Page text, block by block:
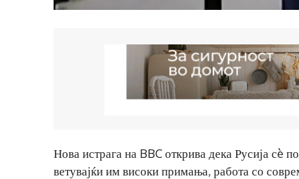
Нова истрага на BBC открива дека Русија сè
ветувајќи им високи примања, работа со